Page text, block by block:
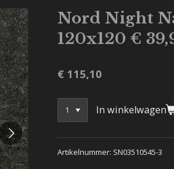
Nord Night
120x120 €
€ 115,10
In winkelwagen
Artikelnummer: SN03510545-3